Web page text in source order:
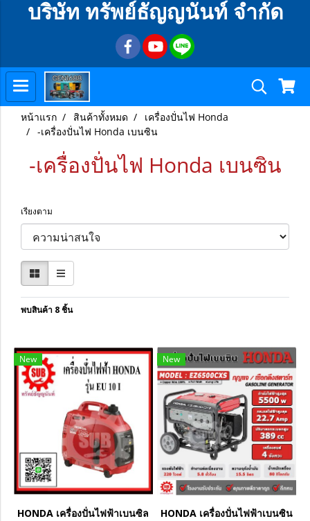
บริษัท ทรัพย์ธัญญนันท์ จำกัด
หน้าแรก สินค้าทั้งหมด
เครื่องปั่นไฟ Honda
-เครื่องปั่นไฟ Honda เบนซิน
-เครื่องปั่นไฟ Honda เบนซิน
เรียงตาม
พบสินค้า 8 ชิ้น
New
HONDA เครื่องปั่นไฟฟ้าเบนซิล EU10i (1.0KW)
New
HONDA เครื่องปั่นไฟฟ้าเบนซิน